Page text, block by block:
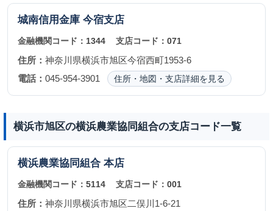
城南信用金庫 今宿支店
金融機関コード： 1344 支店コード：071
住所： 神奈川県横浜市旭区今宿西町1953-6
電話： 045-954-3901 住所・地図・支店詳細を見る
横浜市旭区の横浜農業協同組合の支店コード一覧
横浜農業協同組合 本店
金融機関コード： 5114 支店コード：001
住所： 神奈川県横浜市旭区二俣川1-6-21